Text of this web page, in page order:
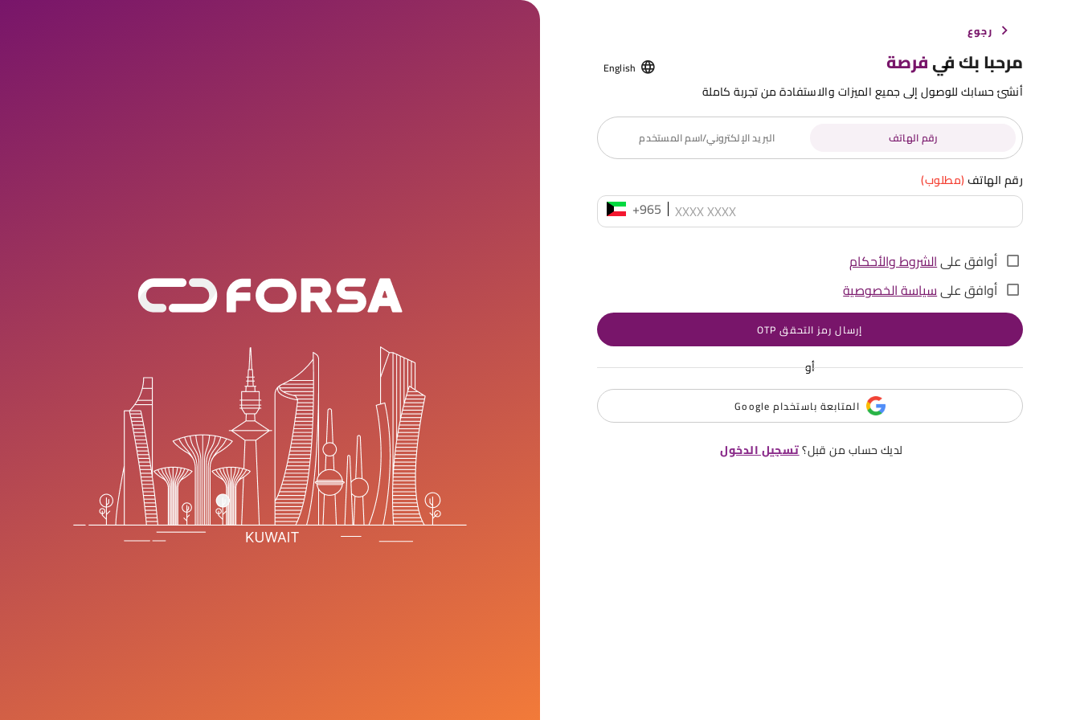
رجوع
مرحبا بك فيفرصة English
أنشئ حسابك للوصول إلى جميع الميزات والاستفادة من تجربة كاملة
رقم الهاتف البريد الإلكتروني/اسم المستخدم
رقم الهاتف(مطلوب)
+965
أوافق علىالشروط والأحكام
أوافق علىسياسة الخصوصية
إرسال رمز التحقق OTP
أو
المتابعة باستخدام Google
لديك حساب من قبل؟تسجيل الدخول